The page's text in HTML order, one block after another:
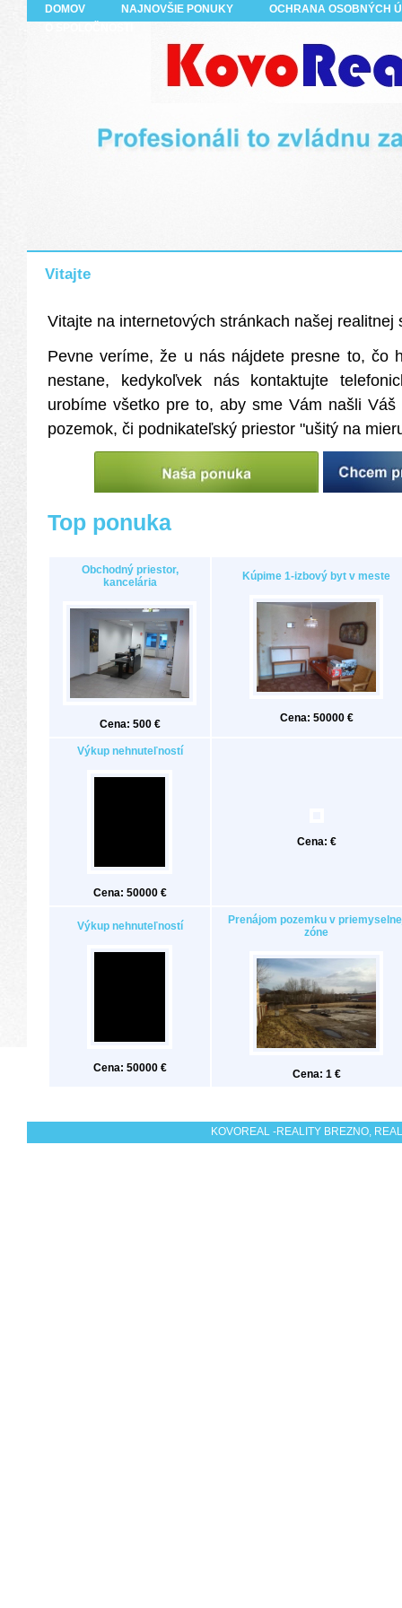
DOMOV NAJNOVŠIE PONUKY
OCHRANA OSOBNÝCH
Vitajte
Vitajte na internetových stránkach našej realitnej
Pevne veríme, že u nás nájdete presne to, čo
nestane, kedykoľvek nás kontaktujte
urobíme všetko pre to, aby sme Vám našli
pozemok, či podnikateľský priestor "ušitý na
Top ponuka
Obchodný priestor,
kancelária
Cena: 500 €
Kúpime 1-izbový byt v meste
Cena: 50000 €
Výkup nehnuteľností
Cena: 50000 €
Cena: €
Výkup nehnuteľností
Cena: 50000 €
Prenájom pozemku v
zóne
Cena: 1 €
KOVOREAL -REALITY BREZNO,